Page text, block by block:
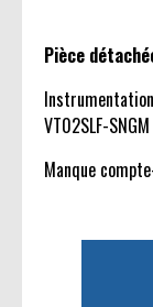
Pièce
VT02SLF-SNGM
Manque